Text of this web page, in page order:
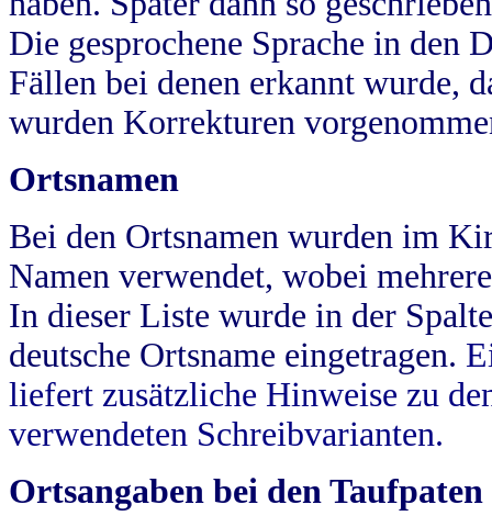
Die gesprochene Sprache in
Fällen bei denen erkannt wurde,
wurden Korrekturen
Ortsnamen
Bei den Ortsnamen wurden im
Namen verwendet, wobei
In dieser Liste wurde in der
deutsche Ortsname eingetragen.
liefert zusätzliche Hinweise zu
verwendeten Schreibvarianten.
Ortsangaben bei den Taufpaten